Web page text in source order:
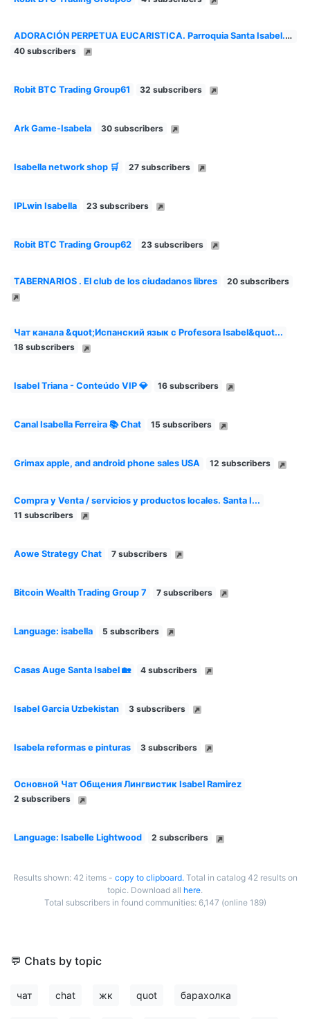
ADORACIÓN PERPETUA EUCARISTICA. Parroquia Santa Isabel....
40 subscribers
Robit BTC Trading Group61 32 subscribers
Ark Game-Isabela 30 subscribers
Isabella network shop 🛒 27 subscribers
IPLwin Isabella 23 subscribers
Robit BTC Trading Group62 23 subscribers
TABERNARIOS . El club de los ciudadanos libres 20 subscribers
Чат канала &quot;Испанский язык с Profesora Isabel&quot...
18 subscribers
Isabel Triana - Conteúdo VIP 💎 16 subscribers
Canal Isabella Ferreira 📚 Chat 15 subscribers
Grimax apple, and android phone sales USA 12 subscribers
Compra y Venta / servicios y productos locales. Santa I...
11 subscribers
Aowe Strategy Chat 7 subscribers
Bitcoin Wealth Trading Group 7 7 subscribers
Language: isabella 5 subscribers
Casas Auge Santa Isabel 🏡 4 subscribers
Isabel Garcia Uzbekistan 3 subscribers
Isabela reformas e pinturas 3 subscribers
Основной Чат Общения Лингвистик Isabel Ramirez
2 subscribers
Language: Isabelle Lightwood 2 subscribers
Results shown: 42 items - copy to clipboard.Total in catalog 42 results on
topic. Download all here.
Total subscribers in found communities: 6,147 (online 189)
💬 Chats by topic
чат chat жк quot барахолка